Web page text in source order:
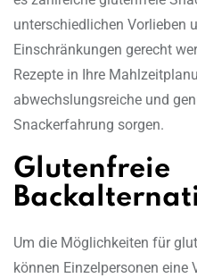
unterschiedlichen Vorlieben
Einschränkungen gerecht
Rezepte in Ihre
abwechslungsreiche und
Snackerfahrung sorgen.
Glutenfreie
Um die Möglichkeiten für
können Einzelpersonen eine